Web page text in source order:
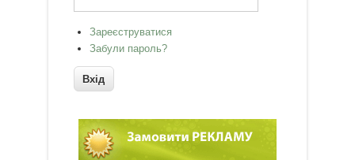
Зареєструватися
Забули пароль?